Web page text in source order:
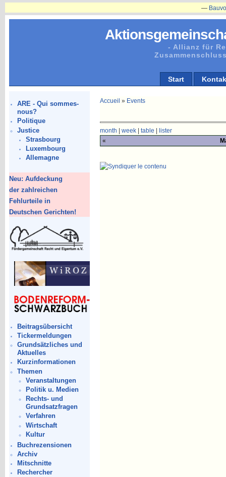
- Allianz für
Start
ARE - Qui sommes-
nous?
Politique
Justice
Strasbourg
Luxembourg
Allemagne
Neu: Aufdeckung
der zahlreichen
Fehlurteile in
Deutschen Gerichten!
Beitragsübersicht
Tickermeldungen
Grundsätzliches und
Aktuelles
Kurzinformationen
Themen
Veranstaltungen
Politik u. Medien
Rechts- und
Grundsatzfragen
Verfahren
Wirtschaft
Kultur
Buchrezensionen
Archiv
Mitschnitte
Rechercher
Accueil » Events
month week| table
lister
«